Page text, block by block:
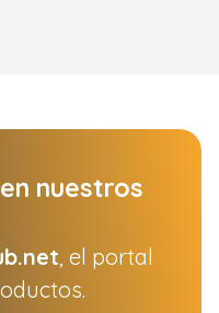
nuestros
, el portal